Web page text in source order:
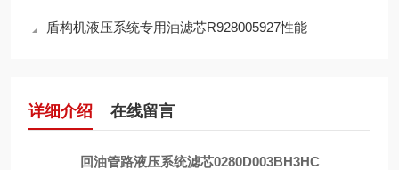
盾构机液压系统专用油滤芯R928005927性能
详细介绍 在线留言
回油管路液压系统滤芯0280D003BH3HC